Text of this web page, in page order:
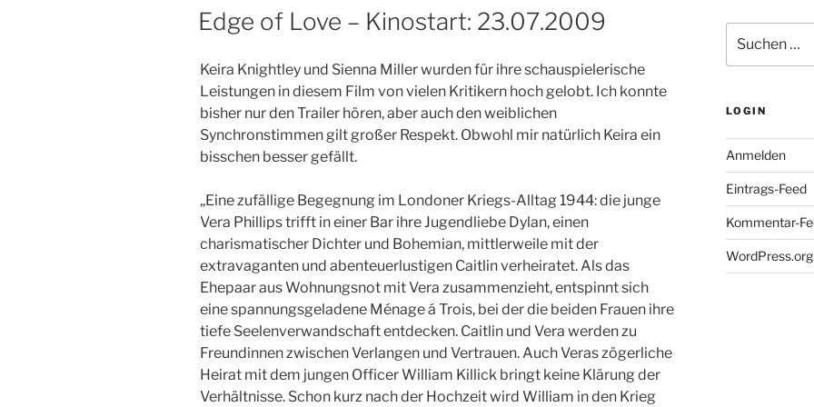
AM
Edge of Love – Kinostart: 23.07.2009
Keira Knightley und Sienna Miller wurden für ihre schauspielerische
Leistungen in diesem Film von vielen Kritikern hoch gelobt. Ich konnte
bisher nur den Trailer hören, aber auch den weiblichen
Synchronstimmen gilt großer Respekt. Obwohl mir natürlich Keira ein
bisschen besser gefällt.
„Eine zufällige Begegnung im Londoner Kriegs-Alltag 1944: die junge
Vera Phillips trifft in einer Bar ihre Jugendliebe Dylan, einen
charismatischer Dichter und Bohemian, mittlerweile mit der
extravaganten und abenteuerlustigen Caitlin verheiratet. Als das
Ehepaar aus Wohnungsnot mit Vera zusammenzieht, entspinnt sich
eine spannungsgeladene Ménage á Trois, bei der die beiden Frauen ihre
tiefe Seelenverwandschaft entdecken. Caitlin und Vera werden zu
Freundinnen zwischen Verlangen und Vertrauen. Auch Veras zögerliche
Heirat mit dem jungen Officer William Killick bringt keine Klärung der
Verhältnisse. Schon kurz nach der Hochzeit wird William in den Krieg
nach:
LOGIN
Anmelden
Eintrags-Feed
Kommentar-
WordPress.org